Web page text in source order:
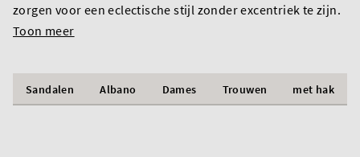
zorgen voor een eclectische stijl zonder excentriek te zijn.
Toon meer
Sandalen Albano Dames Trouwen met hak